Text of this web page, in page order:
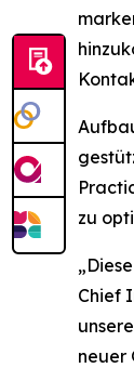
zu
Chief
neuer